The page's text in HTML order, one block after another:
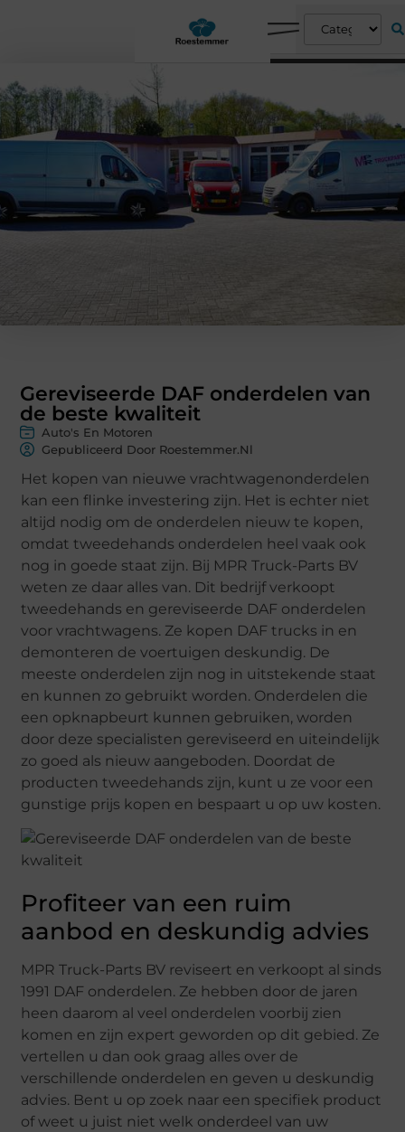
Gereviseerde DAF onderdelen van
de beste kwaliteit
Auto's En Motoren
Gepubliceerd Door Roestemmer.nl
Het kopen van nieuwe vrachtwagenonderdelen
kan een flinke investering zijn. Het is echter niet
altijd nodig om de onderdelen nieuw te kopen,
omdat tweedehands onderdelen heel vaak ook
nog in goede staat zijn. Bij MPR Truck-Parts BV
weten ze daar alles van. Dit bedrijf verkoopt
tweedehands en gereviseerde DAF onderdelen
voor vrachtwagens. Ze kopen DAF trucks in en
demonteren de voertuigen deskundig. De
meeste onderdelen zijn nog in uitstekende staat
en kunnen zo gebruikt worden. Onderdelen die
een opknapbeurt kunnen gebruiken, worden
door deze specialisten gereviseerd en uiteindelijk
zo goed als nieuw aangeboden. Doordat de
producten tweedehands zijn, kunt u ze voor een
gunstige prijs kopen en bespaart u op uw kosten.
Profiteer van een ruim
aanbod en deskundig advies
MPR Truck-Parts BV reviseert en verkoopt al sinds
1991 DAF onderdelen. Ze hebben door de jaren
heen daarom al veel onderdelen voorbij zien
komen en zijn expert geworden op dit gebied. Ze
vertellen u dan ook graag alles over de
verschillende onderdelen en geven u deskundig
advies. Bent u op zoek naar een specifiek product
of weet u juist niet welk onderdeel van uw